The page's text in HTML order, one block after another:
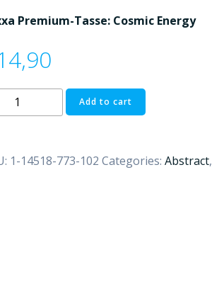
Premium-Tasse: Cosmic Energy
Add to cart
1-14518-773-102 Categories: Abstract,